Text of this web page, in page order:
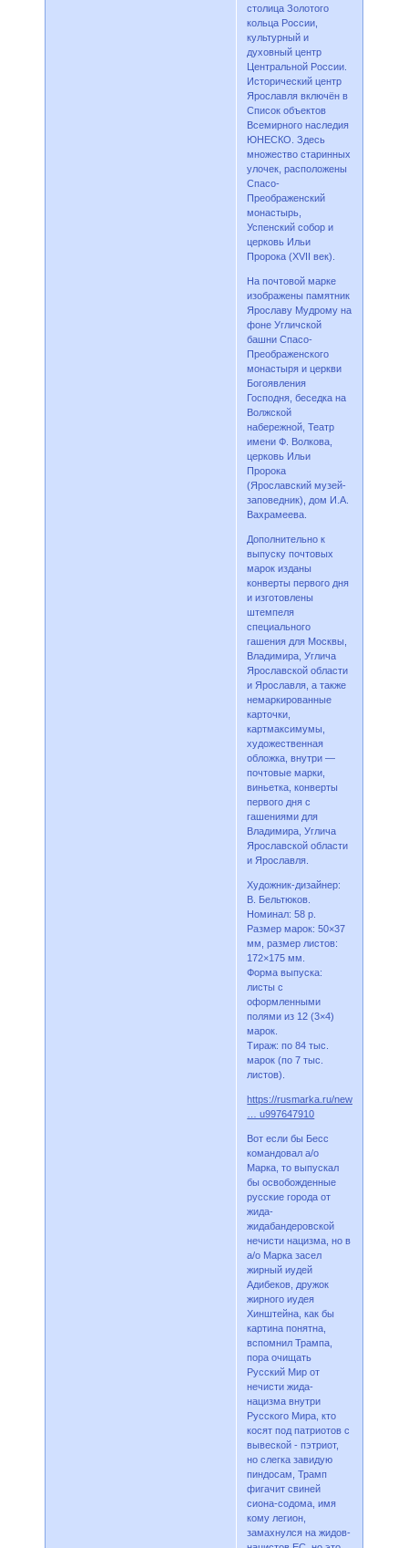
столица Золотого
кольца России,
культурный и
духовный центр
Центральной России.
Исторический центр
Ярославля включён в
Список объектов
Всемирного наследия
ЮНЕСКО. Здесь
множество старинных
улочек, расположены
Спасо-
Преображенский
монастырь,
Успенский собор и
церковь Ильи
Пророка (XVII век).
На почтовой марке
изображены памятник
Ярославу Мудрому на
фоне Угличской
башни Спасо-
Преображенского
монастыря и церкви
Богоявления
Господня, беседка на
Волжской
набережной, Театр
имени Ф. Волкова,
церковь Ильи
Пророка
(Ярославский музей-
заповедник), дом И.А.
Вахрамеева.
Дополнительно к
выпуску почтовых
марок изданы
конверты первого дня
и изготовлены
штемпеля
специального
гашения для Москвы,
Владимира, Углича
Ярославской области
и Ярославля, а также
немаркированные
карточки,
картмаксимумы,
художественная
обложка, внутри —
почтовые марки,
виньетка, конверты
первого дня с
гашениями для
Владимира, Углича
Ярославской области
и Ярославля.
Художник-дизайнер:
В. Бельтюков.
Номинал: 58 р.
Размер марок: 50×37
мм, размер листов:
172×175 мм.
Форма выпуска:
листы с
оформленными
полями из 12 (3×4)
марок.
Тираж: по 84 тыс.
марок (по 7 тыс.
листов).
https://rusmarka.ru/news/n/
… u997647910
Вот если бы Бесс
командовал а/о
Марка, то выпускал
бы освобожденные
русские города от
жида-
жидабандеровской
нечисти нацизма, но в
а/о Марка засел
жирный иудей
Адибеков, дружок
жирного иудея
Хинштейна, как бы
картина понятна,
вспомнил Трампа,
пора очищать
Русский Мир от
нечисти жида-
нацизма внутри
Русского Мира, кто
косят под патриотов с
вывеской - пэтриот,
но слегка завидую
пиндосам, Трамп
фигачит свиней
сиона-содома, имя
кому легион,
замахнулся на жидов-